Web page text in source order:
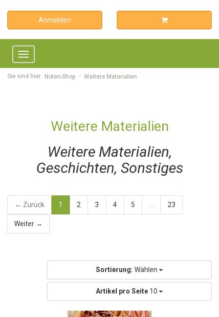
Anmelden
Toggle
navigation
Sie sind hier: Noten-Shop Weitere Materialien
Weitere Materialien
Weitere Materialien,
Geschichten, Sonstiges
← Zurück 1 2 3 4 5 23
Weiter →
Sortierung: Wählen
Artikel pro Seite 10